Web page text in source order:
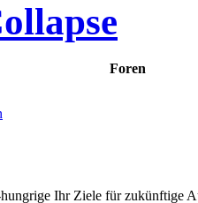
Foren
Ihr Ziele für zukünftige